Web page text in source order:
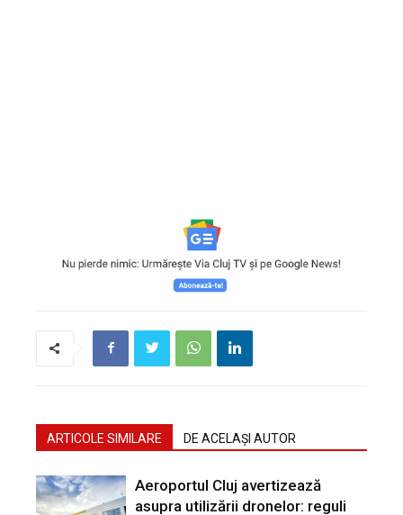
ARTICOLE SIMILARE DE ACELAȘI AUTOR
Aeroportul Cluj avertizează
asupra utilizării dronelor: reguli